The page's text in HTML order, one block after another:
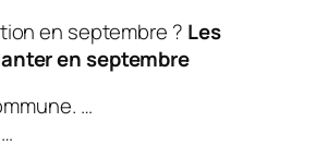
en septembre ? Les
enseptembre
…